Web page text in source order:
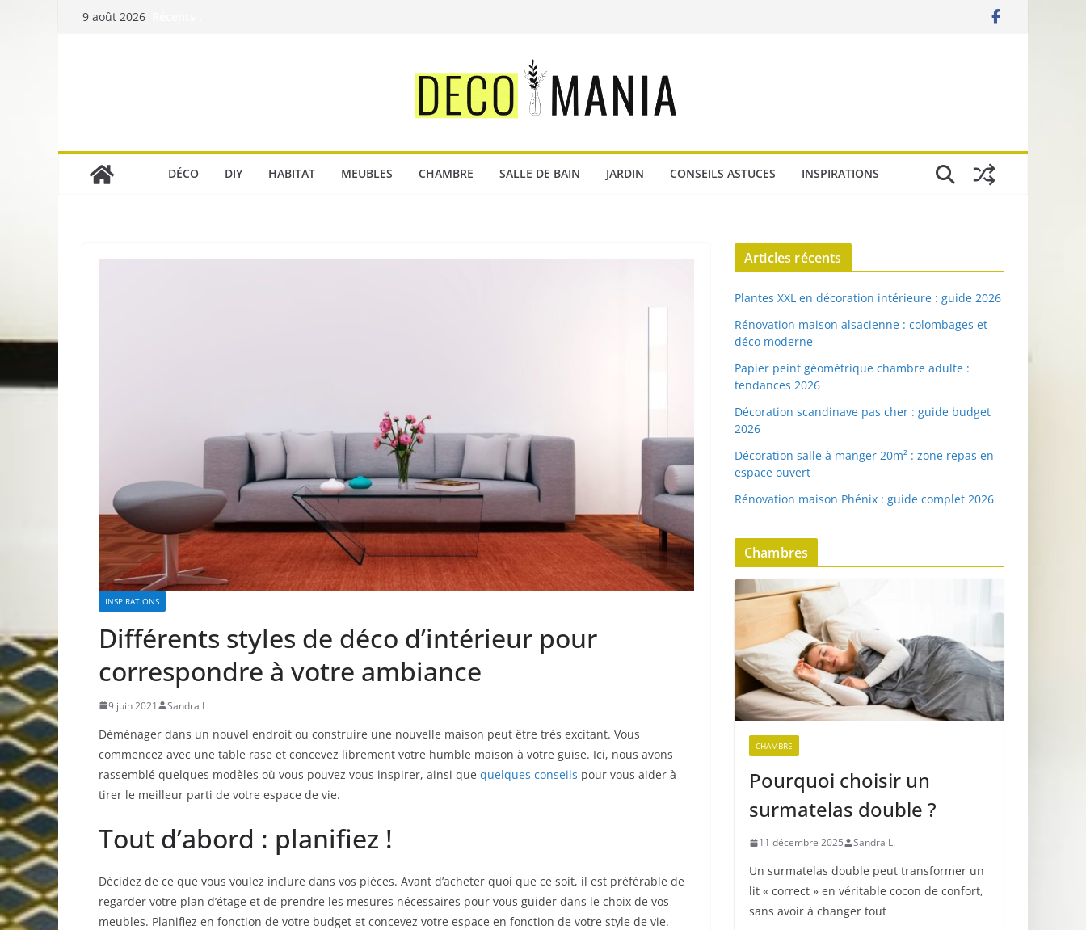
Passer9 août 2026
DÉCO DIY HABITAT MEUBLES CHAMBRE SALLE DE BAIN JARDIN CONSEILS ASTUCES INSPIRATIONS
INSPIRATIONS
Différents styles de déco d’intérieur pour
correspondre à votre ambiance
9 juin 2021 Sandra L.
Déménager dans un nouvel endroit ou construire une nouvelle maison peut être très excitant. Vous
commencez avec une table rase et concevez librement votre humble maison à votre guise. Ici, nous avons
rassemblé quelques modèles où vous pouvez vous inspirer, ainsi que quelques conseils pour vous aider à
tirer le meilleur parti de votre espace de vie.
Tout d’abord : planifiez !
Décidez de ce que vous voulez inclure dans vos pièces. Avant d’acheter quoi que ce soit, il est préférable de
regarder votre plan d’étage et de prendre les mesures nécessaires pour vous guider dans le choix de vos
meubles. Planifiez en fonction de votre budget et concevez votre espace en fonction de votre style de vie.
Articles récents
Plantes XXL en décoration intérieure : guide 2026
Rénovation maison alsacienne : colombages et
déco moderne
Papier peint géométrique chambre adulte :
tendances 2026
Décoration scandinave pas cher : guide budget
2026
Décoration salle à manger 20m² : zone repas en
espace ouvert
Rénovation maison Phénix : guide complet 2026
Chambres
CHAMBRE
Pourquoi choisir un
surmatelas double ?
11 décembre 2025 Sandra L.
Un surmatelas double peut transformer un
lit « correct » en véritable cocon de confort,
sans avoir à changer tout